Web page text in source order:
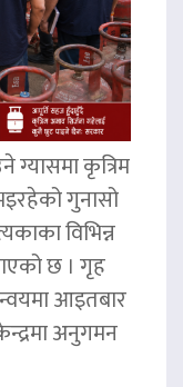
ग्यासमा कृत्रिम
गुनासो
विभिन्न
छ । गृह
आइतबार
अनुगमन